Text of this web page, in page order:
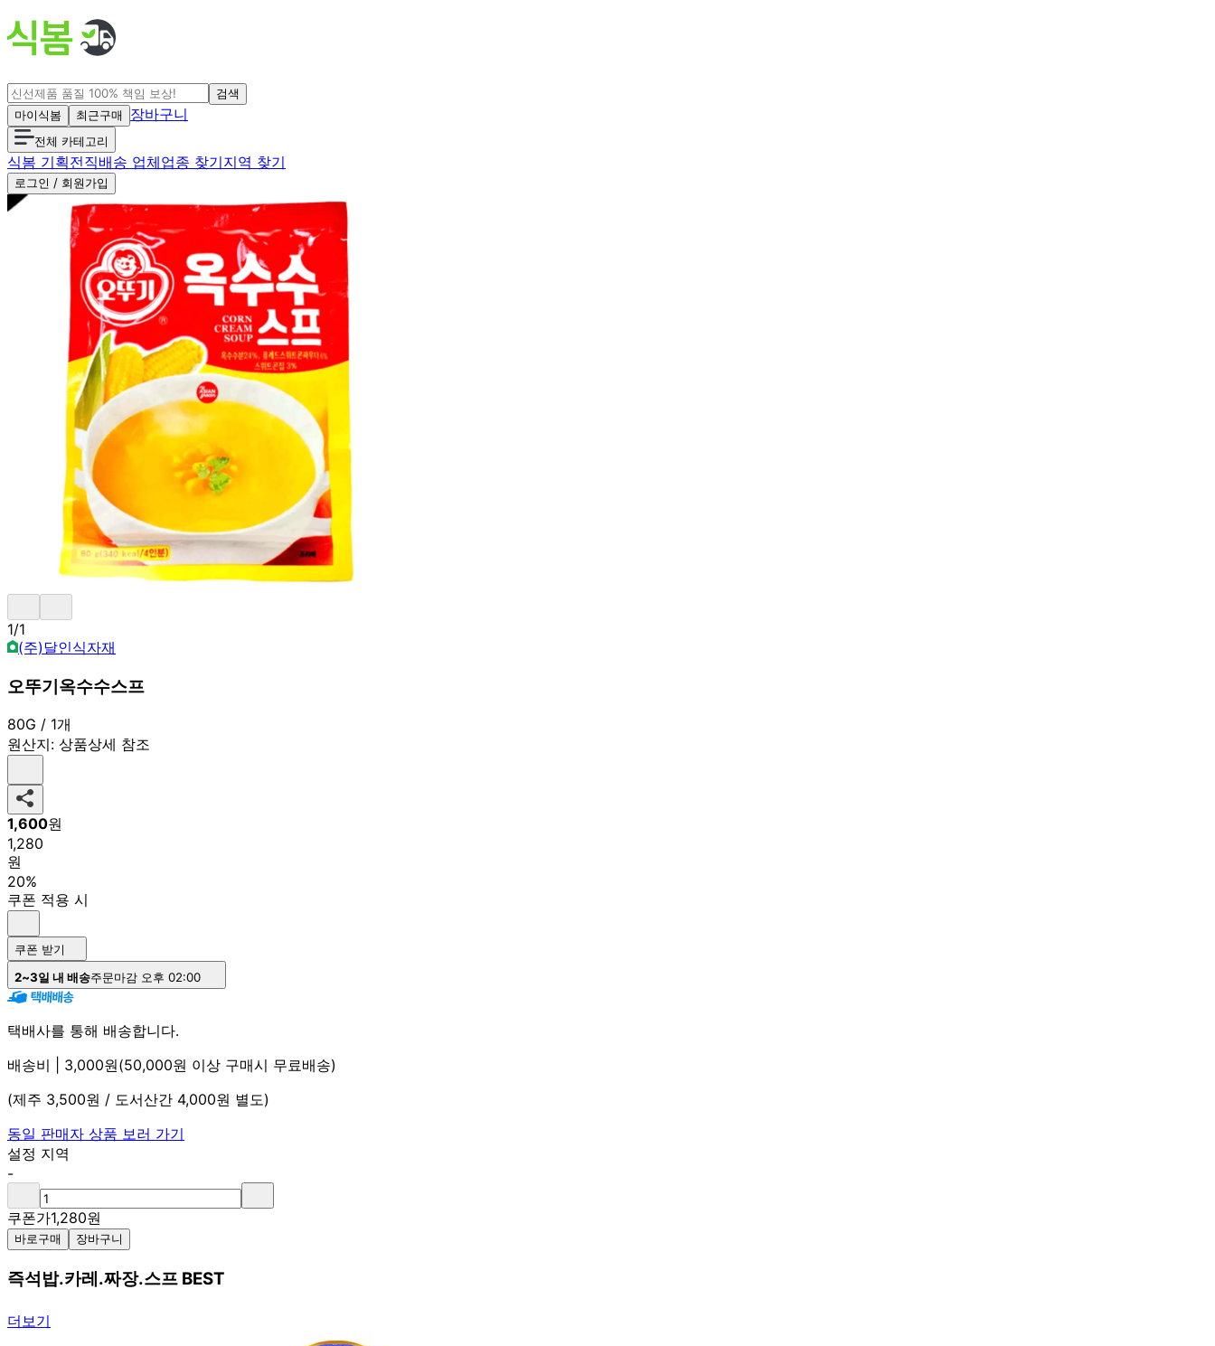
검색
마이식봄
최근구매 장바구니
전체 카테고리
식봄 기획전직배송 업체업종 찾기지역 찾기
로그인 / 회원가입
1/1
(주)달인식자재
오뚜기옥수수스프
80G / 1개
원산지: 상품상세 참조
1,600원
1,280
원
20%
쿠폰 적용 시
쿠폰 받기
2~3일 내 배송주문마감 오후 02:00
택배사를 통해 배송합니다.
배송비 | 3,000원(50,000원 이상 구매시 무료배송)
(제주 3,500원 / 도서산간 4,000원 별도)
동일 판매자 상품 보러 가기
설정 지역
-
쿠폰가1,280원
바로구매 장바구니
즉석밥.카레.짜장.스프 BEST
더보기